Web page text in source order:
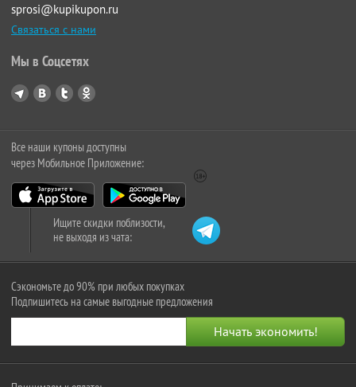
sprosi@kupikupon.ru
Связаться с нами
Мы в Соцсетях
Все наши купоны доступны
через Мобильное Приложение:
Ищите скидки поблизости,
не выходя из чата:
Сэкономьте до 90% при любых покупках
Подпишитесь на самые выгодные предложения